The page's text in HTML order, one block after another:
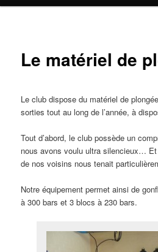
Le matériel de
Le club dispose du matériel de
sorties tout au long de l’année, à
Tout d’abord, le club possède un
nous avons voulu ultra silencieux…
de nos voisins nous tenait
Notre équipement permet ainsi de
à 300 bars et 3 blocs à 230 bars.